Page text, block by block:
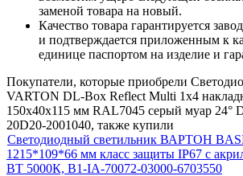
заменой товара на новый.
Качество товара гарантируется
и подтверждается приложенным к
единице паспортом на изделие и
Покупатели, которые приобрели
VARTON DL-Box Reflect Multi 1x4
150х40х115 мм RAL7045 серый муар 24°
20D20-2001040, также купили
Светодиодный светильник ВАРТОН
1215*109*66 мм класс защиты IP67 с
ВТ 5000К, B1-IA-70072-03000-6703550